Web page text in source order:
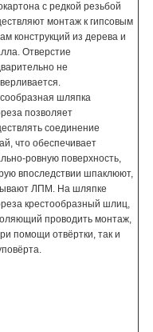
с редкой резьбой
монтаж к гипсовым
конструкций из дерева и
Отверстие
не
шляпка
позволяет
соединение
что обеспечивает
ровную поверхность,
впоследствии шпаклюют,
ЛПМ. На шляпке
крестообразный шлиц,
проводить монтаж,
помощи отвёртки, так и